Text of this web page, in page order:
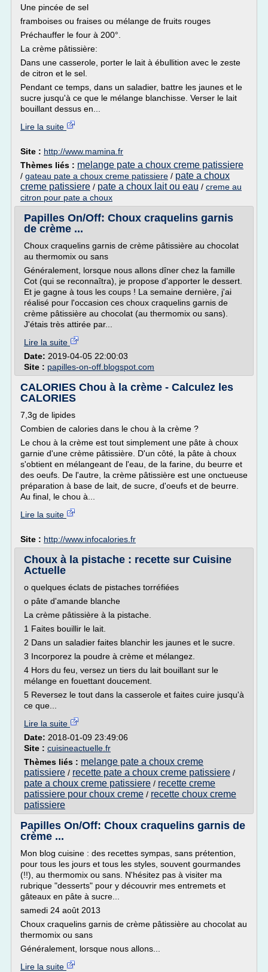
Une pincée de sel
framboises ou fraises ou mélange de fruits rouges
Préchauffer le four à 200°.
La crème pâtissière:
Dans une casserole, porter le lait à ébullition avec le zeste
de citron et le sel.
Pendant ce temps, dans un saladier, battre les jaunes et le
sucre jusqu'à ce que le mélange blanchisse. Verser le lait
bouillant dessus en...
Lire la suite
Site : http://www.mamina.fr
Thèmes liés : melange pate a choux creme patissiere
/ gateau pate a choux creme patissiere / pate a choux
creme patissiere / pate a choux lait ou eau / creme au
citron pour pate a choux
Papilles On/Off: Choux craquelins garnis
de crème ...
Choux craquelins garnis de crème pâtissière au chocolat
au thermomix ou sans
Généralement, lorsque nous allons dîner chez la famille
Cot (qui se reconnaîtra), je propose d'apporter le dessert.
Et je gagne à tous les coups ! La semaine dernière, j'ai
réalisé pour l'occasion ces choux craquelins garnis de
crème pâtissière au chocolat (au thermomix ou sans).
J'étais très attirée par...
Lire la suite
Date: 2019-04-05 22:00:03
Site : papilles-on-off.blogspot.com
CALORIES Chou à la crème - Calculez les
CALORIES
7,3g de lipides
Combien de calories dans le chou à la crème ?
Le chou à la crème est tout simplement une pâte à choux
garnie d'une crème pâtissière. D'un côté, la pâte à choux
s'obtient en mélangeant de l'eau, de la farine, du beurre et
des oeufs. De l'autre, la crème pâtissière est une onctueuse
préparation à base de lait, de sucre, d'oeufs et de beurre.
Au final, le chou à...
Lire la suite
Site : http://www.infocalories.fr
Choux à la pistache : recette sur Cuisine
Actuelle
o quelques éclats de pistaches torréfiées
o pâte d'amande blanche
La crème pâtissière à la pistache.
1 Faites bouillir le lait.
2 Dans un saladier faites blanchir les jaunes et le sucre.
3 Incorporez la poudre à crème et mélangez.
4 Hors du feu, versez un tiers du lait bouillant sur le
mélange en fouettant doucement.
5 Reversez le tout dans la casserole et faites cuire jusqu'à
ce que...
Lire la suite
Date: 2018-01-09 23:49:06
Site : cuisineactuelle.fr
Thèmes liés : melange pate a choux creme
patissiere / recette pate a choux creme patissiere /
pate a choux creme patissiere / recette creme
patissiere pour choux creme / recette choux creme
patissiere
Papilles On/Off: Choux craquelins garnis de
crème ...
Mon blog cuisine : des recettes sympas, sans prétention,
pour tous les jours et tous les styles, souvent gourmandes
(!!), au thermomix ou sans. N'hésitez pas à visiter ma
rubrique "desserts" pour y découvrir mes entremets et
gâteaux en pâte à sucre...
samedi 24 août 2013
Choux craquelins garnis de crème pâtissière au chocolat au
thermomix ou sans
Généralement, lorsque nous allons...
Lire la suite